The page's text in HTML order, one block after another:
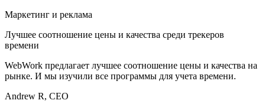
Маркетинг и реклама
Лучшее соотношение цены и качества среди трекеров
времени
WebWork предлагает лучшее соотношение цены и качества на
рынке. И мы изучили все программы для учета времени.
Andrew R, CEO